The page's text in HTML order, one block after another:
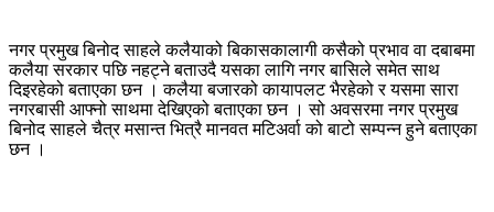
नगर प्रमुख बिनोद साहले कलैयाको बिकासकालागी कसैको प्रभाव वा दबाबमा
कलैया सरकार पछि नहट्ने बताउदै यसका लागि नगर बासिले समेत साथ
दिइरहेको बताएका छन । कलैया बजारको कायापलट भैरहेको र यसमा सारा
नगरबासी आफ्नो साथमा देखिएको बताएका छन । सो अवसरमा नगर प्रमुख
बिनोद साहले चैत्र मसान्त भित्रै मानवत मटिअर्वा को बाटो सम्पन्न हुने बताएका
छन ।